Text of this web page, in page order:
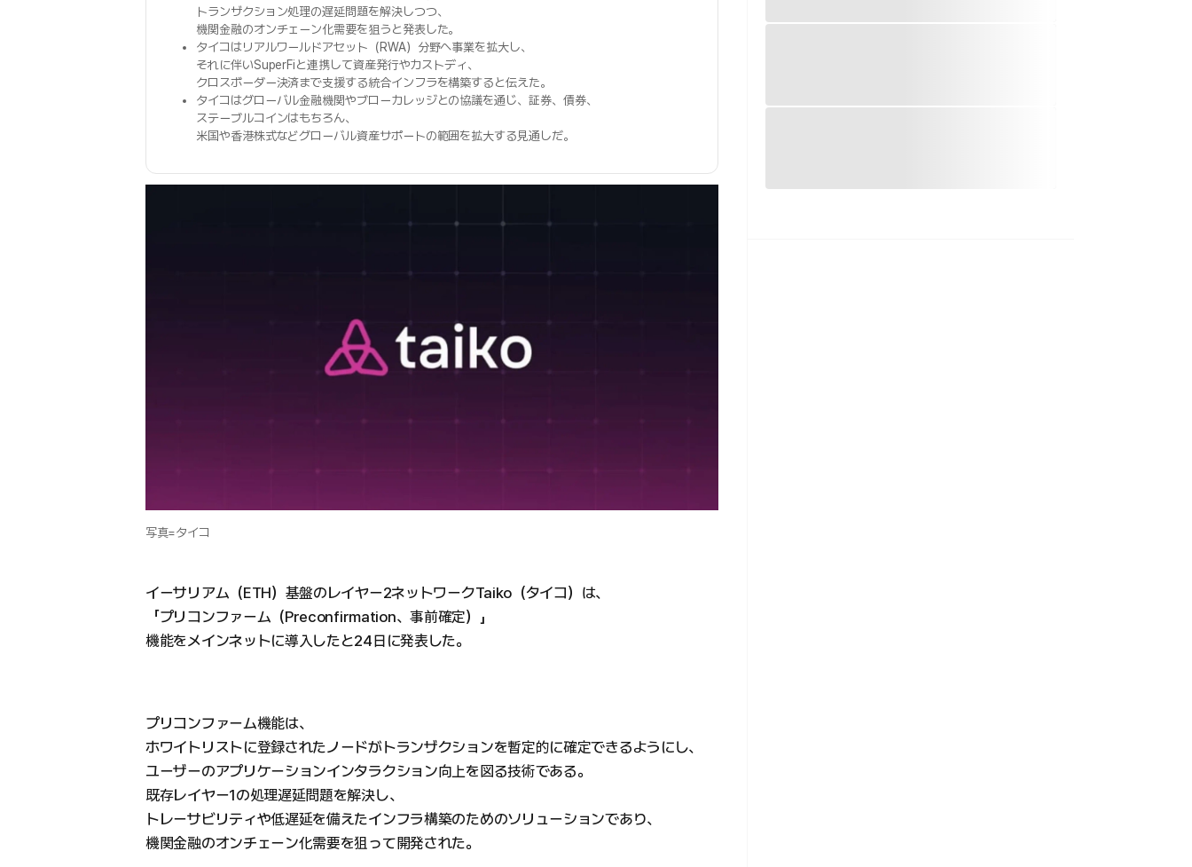
トランザクション処理の遅延問題を解決しつつ、
機関金融のオンチェーン化需要を狙うと発表した。
タイコはリアルワールドアセット（RWA）分野へ事業を拡大し、
それに伴いSuperFiと連携して資産発行やカストディ、
クロスボーダー決済まで支援する統合インフラを構築すると伝えた。
タイコはグローバル金融機関やブローカレッジとの協議を通じ、証券、債券、
ステーブルコインはもちろん、
米国や香港株式などグローバル資産サポートの範囲を拡大する見通しだ。
写真=タイコ
イーサリアム（ETH）基盤のレイヤー2ネットワークTaiko（タイコ）は、
「プリコンファーム（Preconfirmation、事前確定）」
機能をメインネットに導入したと24日に発表した。
プリコンファーム機能は、
ホワイトリストに登録されたノードがトランザクションを暫定的に確定できるようにし、
ユーザーのアプリケーションインタラクション向上を図る技術である。
既存レイヤー1の処理遅延問題を解決し、
トレーサビリティや低遅延を備えたインフラ構築のためのソリューションであり、
機関金融のオンチェーン化需要を狙って開発された。